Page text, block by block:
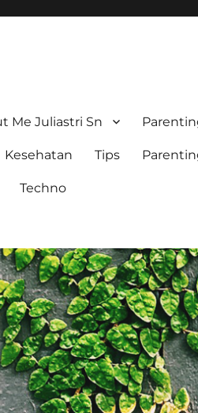
Me Juliastri Sn
Kesehatan Tips
Techno